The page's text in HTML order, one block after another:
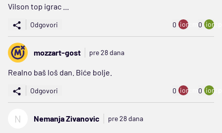
Vilson top igrac ...
Odgovori 0 ion:minus
0
mozzart-gost pre 28 dana
Realno baš loš dan. Biće bolje.
Odgovori 0 ion:minus
0
N Nemanja Zivanovic pre 28 dana